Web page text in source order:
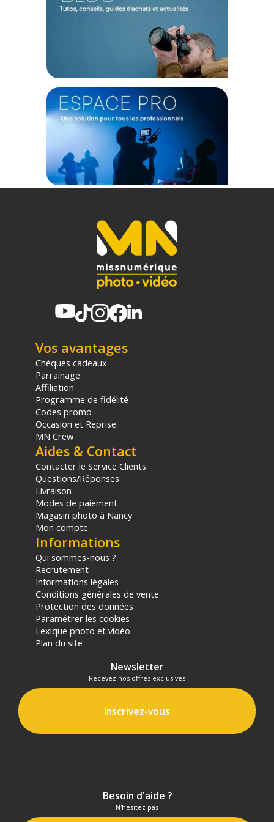
Vos avantages
Chèques cadeaux
Parrainage
Affiliation
Programme de fidélité
Codes promo
Occasion et Reprise
MN Crew
Aides & Contact
Contacter le Service Clients
Questions/Réponses
Livraison
Modes de paiement
Magasin photo à Nancy
Mon compte
Informations
Qui sommes-nous ?
Recrutement
Informations légales
Conditions générales de vente
Protection des données
Paramétrer les cookies
Lexique photo et vidéo
Plan du site
Newsletter
Recevez nos offres exclusives
Inscrivez-vous
Besoin d'aide ?
N'hésitez pas